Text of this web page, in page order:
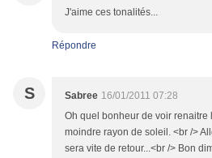
J'aime ces tonalités...
Répondre
S Sabree 16/01/2011 07:28
Oh quel bonheur de voir renaitre
moindre rayon de soleil. <br />
sera vite de retour...<br /> Bon